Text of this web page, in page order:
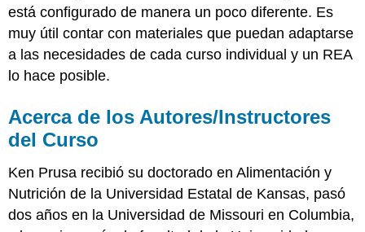
está configurado de manera un poco diferente. Es
muy útil contar con materiales que puedan adaptarse
a las necesidades de cada curso individual y un REA
lo hace posible.
Acerca de los Autores/Instructores
del Curso
Ken Prusa recibió su doctorado en Alimentación y
Nutrición de la Universidad Estatal de Kansas, pasó
dos años en la Universidad de Missouri en Columbia,